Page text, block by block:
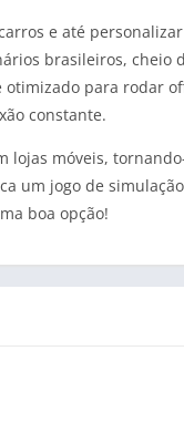
e até
brasileiros, cheio
para rodar
constante.
lojas móveis,
um jogo de
boa opção!